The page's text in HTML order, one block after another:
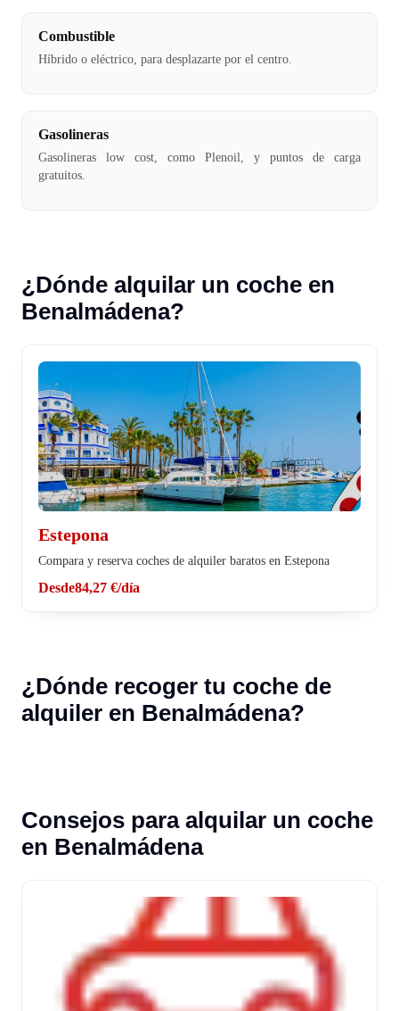
Combustible
Híbrido o eléctrico, para desplazarte por el centro.
Gasolineras
Gasolineras low cost, como Plenoil, y puntos de carga
gratuitos.
¿Dónde alquilar un coche en
Benalmádena?
Estepona
Compara y reserva coches de alquiler baratos en Estepona
Desde84,27 €/día
¿Dónde recoger tu coche de
alquiler en Benalmádena?
Consejos para alquilar un coche
en Benalmádena